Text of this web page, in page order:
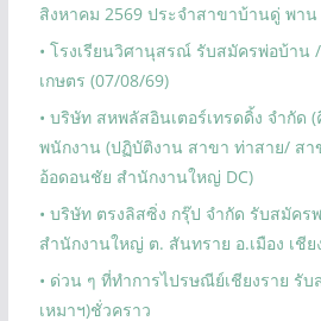
สิงหาคม 2569 ประจำสาขาบ้านดู่ พา
• โรงเรียนวิศานุสรณ์ รับสมัครพ่อบ้า
เกษตร (07/08/69)
• บริษัท สหพลัสอินเตอร์เทรดดิ้ง จำกัด
พนักงาน (ปฏิบัติงาน สาขา ท่าสาย/ ส
อ้อดอนชัย สำนักงานใหญ่ DC)
• บริษัท ตรงลิสซิ่ง กรุ๊ป จำกัด รับสมัคร
สำนักงานใหญ่ ต. สันทราย อ.เมือง เชีย
• ด่วน ๆ ที่ทำการไปรษณีย์เชียงราย รั
เหมาฯ)ชั่วคราว